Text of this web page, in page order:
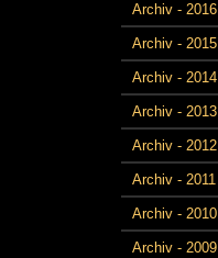
Archiv - 2016
Archiv - 2015
Archiv - 2014
Archiv - 2013
Archiv - 2012
Archiv - 2011
Archiv - 2010
Archiv - 2009